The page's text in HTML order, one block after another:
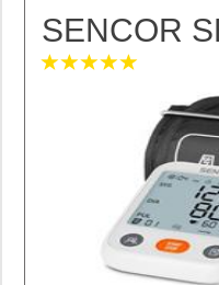
SENCOR